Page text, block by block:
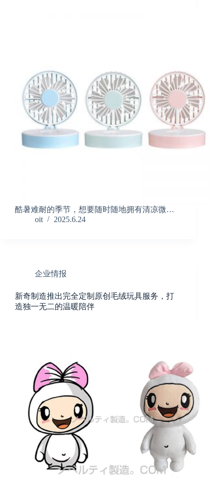
酷暑难耐的季节，想要随时随地拥有清凉微…
oit
2025.6.24
企业情报
新奇制造推出完全定制原创毛绒玩具服务，打
造独一无二的温暖陪伴